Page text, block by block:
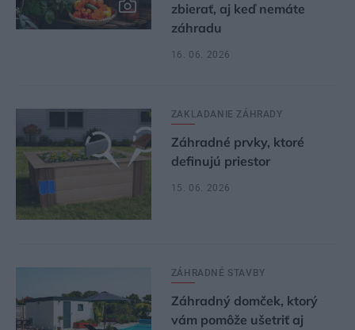
zbierať, aj keď nemáte
záhradu
16. 06. 2026
ZAKLADANIE ZÁHRADY
Záhradné prvky, ktoré
definujú priestor
15. 06. 2026
ZÁHRADNÉ STAVBY
Záhradný domček, ktorý
vám pomôže ušetriť aj